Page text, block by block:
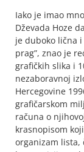
Iako je imao
Dževada Hoze
je duboko lična
prag”, znao je
grafičkih slika i
nezaboravnoj
Hercegovine
grafičarskom
računa o
krasnopisom
organizam lista,